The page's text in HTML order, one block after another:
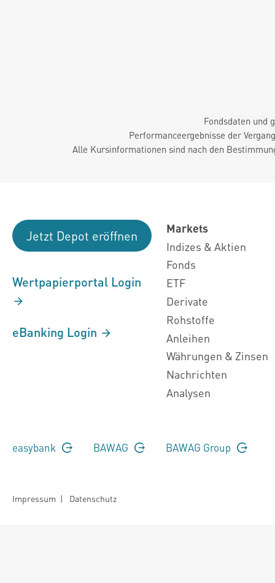
Fondsdaten und
Performanceergebnisse der
Alle Kursinformationen sind nach den
Jetzt Depot eröffnen
Wertpapierportal Login
eBanking Login
Markets
Indizes & Aktien
Fonds
ETF
Derivate
Rohstoffe
Anleihen
Währungen & Zinsen
Nachrichten
Analysen
easybank BAWAG BAWAG Group
Impressum | Datenschutz